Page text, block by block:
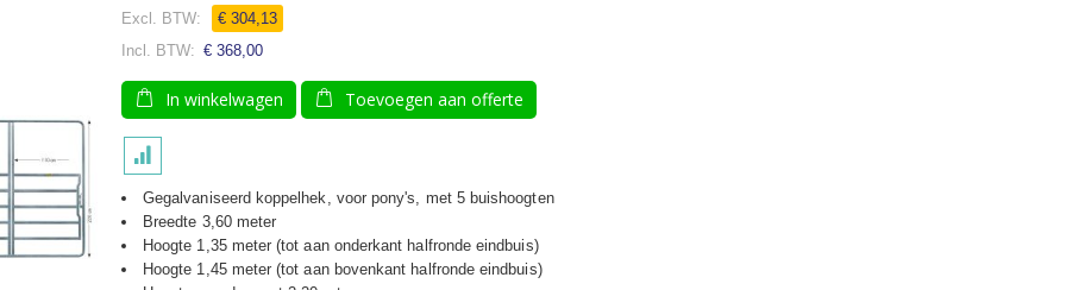
€ 304,13
€ 368,00
In winkelwagen Toevoegen aan offerte
Gegalvaniseerd koppelhek, voor pony's, met 5 buishoogten
Breedte 3,60 meter
Hoogte 1,35 meter (tot aan onderkant halfronde eindbuis)
Hoogte 1,45 meter (tot aan bovenkant halfronde eindbuis)